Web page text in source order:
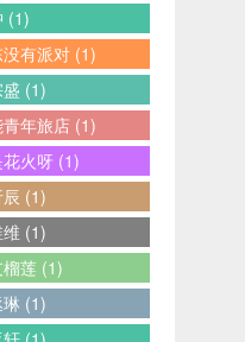
(1)
有派对 (1)
(1)
年旅店 (1)
火呀 (1)
(1)
(1)
莲 (1)
(1)